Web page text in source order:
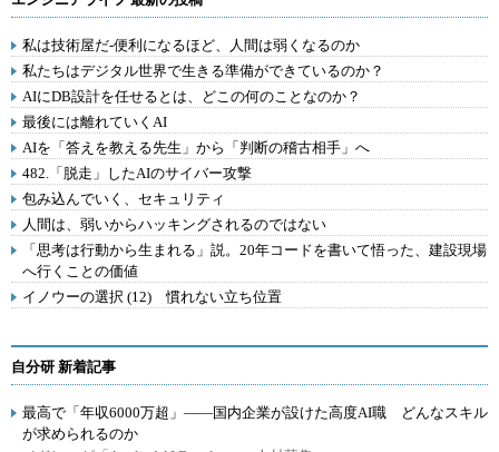
私は技術屋だ-便利になるほど、人間は弱くなるのか
私たちはデジタル世界で生きる準備ができているのか？
AIにDB設計を任せるとは、どこの何のことなのか？
最後には離れていくAI
AIを「答えを教える先生」から「判断の稽古相手」へ
482.「脱走」したAIのサイバー攻撃
包み込んでいく、セキュリティ
人間は、弱いからハッキングされるのではない
「思考は行動から生まれる」説。20年コードを書いて悟った、建設現場
へ行くことの価値
イノウーの選択 (12) 慣れない立ち位置
自分研 新着記事
最高で「年収6000万超」――国内企業が設けた高度AI職 どんなスキル
が求められるのか